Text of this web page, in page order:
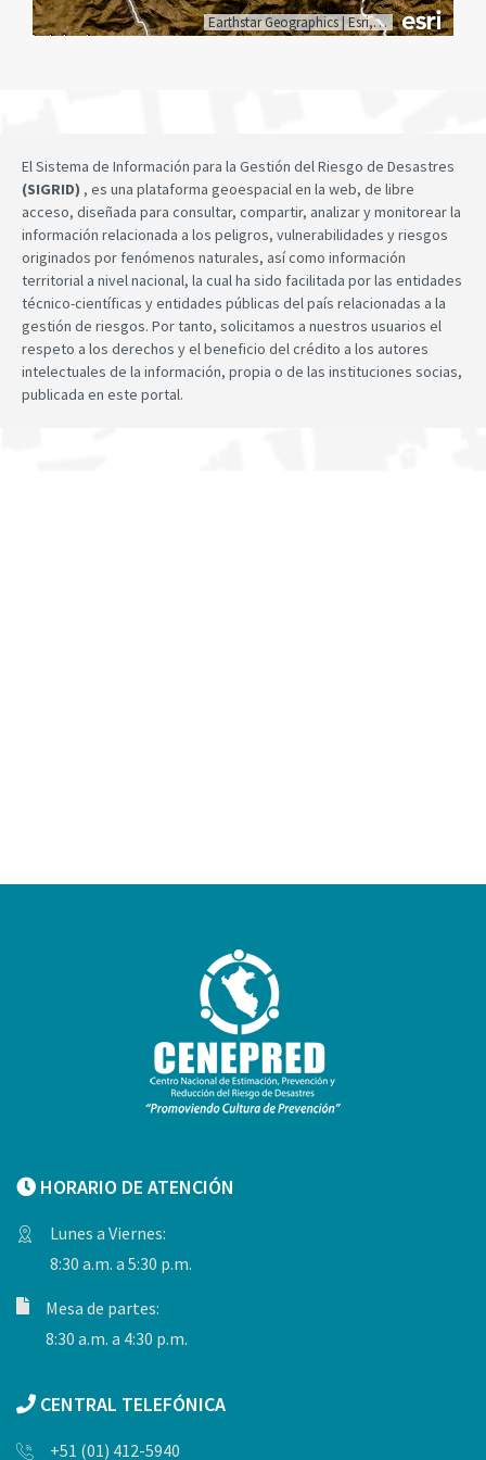
Earthstar Geographics|Esri, HERE, Garmin
El Sistema de Información para la Gestión del Riesgo de Desastres
(SIGRID) , es una plataforma geoespacial en la web, de libre
acceso, diseñada para consultar, compartir, analizar y monitorear la
información relacionada a los peligros, vulnerabilidades y riesgos
originados por fenómenos naturales, así como información
territorial a nivel nacional, la cual ha sido facilitada por las entidades
técnico-científicas y entidades públicas del país relacionadas a la
gestión de riesgos. Por tanto, solicitamos a nuestros usuarios el
respeto a los derechos y el beneficio del crédito a los autores
intelectuales de la información, propia o de las instituciones socias,
publicada en este portal.
HORARIO DE ATENCIÓN
Lunes a Viernes:
8:30 a.m. a 5:30 p.m.
Mesa de partes:
8:30 a.m. a 4:30 p.m.
CENTRAL TELEFÓNICA
+51 (01) 412-5940